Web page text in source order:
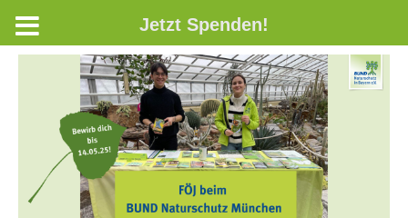
Jetzt Spenden!